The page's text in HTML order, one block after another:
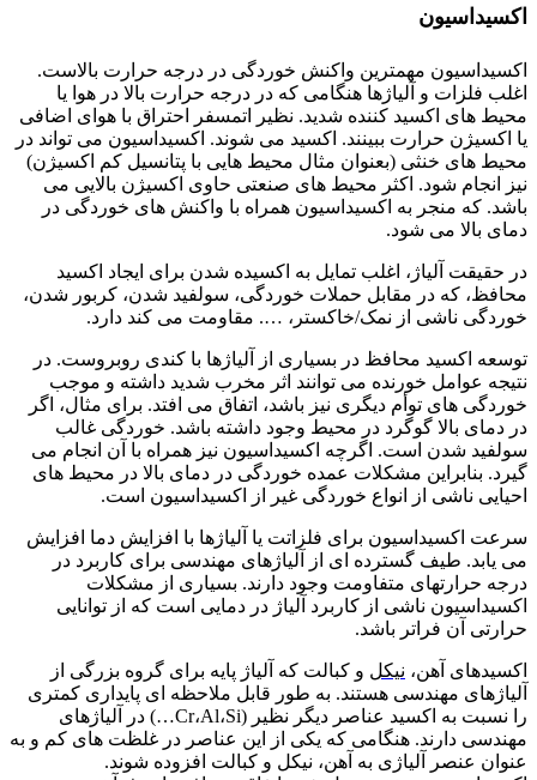
اکسیداسیون
اکسیداسیون مهمترین واکنش خوردگی در درجه حرارت بالاست.
اغلب فلزات و آلیاژها هنگامی که در درجه حرارت بالا در هوا یا
محیط های اکسید کننده شدید. نظیر اتمسفر احتراق با هوای اضافی
یا اکسیژن حرارت ببینند. اکسید می شوند. اکسیداسیون می تواند در
محیط های خنثی (بعنوان مثال محیط هایی با پتانسیل کم اکسیژن)
نیز انجام شود. اکثر محیط های صنعتی حاوی اکسیژن بالایی می
باشد. که منجر به اکسیداسیون همراه با واکنش های خوردگی در
دمای بالا می شود.
در حقیقت آلیاژ، اغلب تمایل به اکسیده شدن برای ایجاد اکسید
محافظ، که در مقابل حملات خوردگی، سولفید شدن، کربور شدن،
خوردگی ناشی از نمک/خاکستر، …. مقاومت می کند دارد.
توسعه اکسید محافظ در بسیاری از آلیاژها با کندی روبروست. در
نتیجه عوامل خورنده می توانند اثر مخرب شدید داشته و موجب
خوردگی های توأم دیگری نیز باشد، اتفاق می افتد. برای مثال، اگر
در دمای بالا گوگرد در محیط وجود داشته باشد. خوردگی غالب
سولفید شدن است. اگرچه اکسیداسیون نیز همراه با آن انجام می
گیرد. بنابراین مشکلات عمده خوردگی در دمای بالا در محیط های
احیایی ناشی از انواع خوردگی غیر از اکسیداسیون است.
سرعت اکسیداسیون برای فلزاتت یا آلیاژها با افزایش دما افزایش
می یابد. طیف گسترده ای از آلیاژهای مهندسی برای کاربرد در
درجه حرارتهای متفاومت وجود دارند. بسیاری از مشکلات
اکسیداسیون ناشی از کاربرد آلیاژ در دمایی است که از توانایی
حرارتی آن فراتر باشد.
اکسیدهای آهن، نیکل و کبالت که آلیاژ پایه برای گروه بزرگی از
آلیاژهای مهندسی هستند. به طور قابل ملاحظه ای پایداری کمتری
را نسبت به اکسید عناصر دیگر نظیر (Cr،Al،Si…) در آلیاژهای
مهندسی دارند. هنگامی که یکی از این عناصر در غلظت های کم و به
عنوان عنصر آلیاژی به آهن، نیکل و کبالت افزوده شوند.